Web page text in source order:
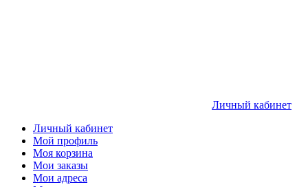
Личный кабинет
Личный кабинет
Мой профиль
Моя корзина
Мои заказы
Мои адреса